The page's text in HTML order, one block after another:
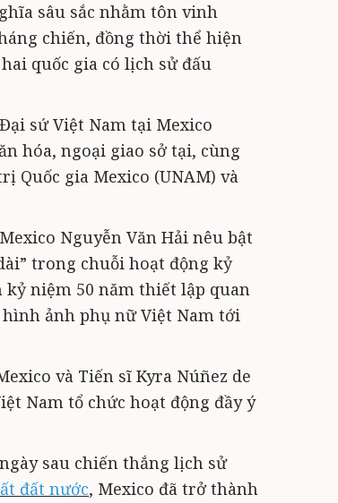
sâu sắc nhằm tôn vinh
chiến, đồng thời thể hiện
quốc gia có lịch sử đấu
sứ Việt Nam tại Mexico
hóa, ngoại giao sở tại, cùng
Quốc gia Mexico (UNAM) và
Nguyễn Văn Hải nêu bật
trong chuỗi hoạt động kỷ
niệm 50 năm thiết lập quan
ảnh phụ nữ Việt Nam tới
và Tiến sĩ Kyra Núñez de
Nam tổ chức hoạt động đầy ý
sau chiến thắng lịch sử
đất nước, Mexico đã trở thành